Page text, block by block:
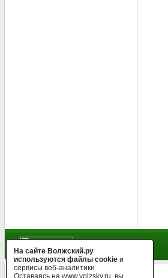
На сайте Волжский.ру
используются файлы cookie и
сервисы веб-аналитики
Оставаясь на www.volzsky.ru, вы